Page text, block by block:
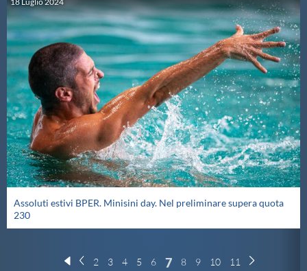
Assoluti estivi BPER. Minisini day. Nel preliminare supera quota
230
2 3 4 5 6 7 8 9 10 11